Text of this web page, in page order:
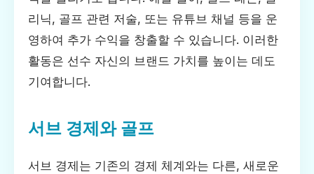
리닉, 골프 관련 저술, 또는 유튜브 채널 등을 운
영하여 추가 수익을 창출할 수 있습니다. 이러한
활동은 선수 자신의 브랜드 가치를 높이는 데도
기여합니다.
서브 경제와 골프
서브 경제는 기존의 경제 체계와는 다른, 새로운